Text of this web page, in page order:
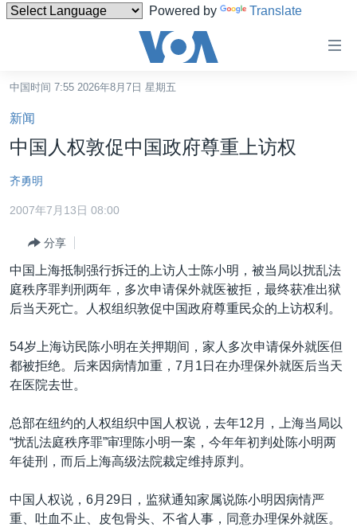
Powered by Translate
碍
链
接
转
内
转
到
导
跳
转
到
索
台湾
港澳
国际
最新国际新闻
印太
欧洲
非洲
美洲
全球议题
分类新闻
经济·金融·贸易
科教·文娱·体健
军事
劳工
环境
美中关系
白宫要闻
国会报道
美中关系
美国建国250周年
美国之音专访
VOA视频
VOA今日焦点
中文广播
关注我们
中国时间 7:55 2026年8月7日 星期五
新闻
中国人权敦促中国政府尊重上访权
齐勇明
2007年7月13日 08:00
分享
中国上海抵制强行拆迁的上访人士陈小明，被当局以扰乱法
庭秩序罪判刑两年，多次申请保外就医被拒，最终获准出狱
后当天死亡。人权组织敦促中国政府尊重民众的上访权利。
54岁上海访民陈小明在关押期间，家人多次申请保外就医但
都被拒绝。后来因病情加重，7月1日在办理保外就医后当天
在医院去世。
总部在纽约的人权组织中国人权说，去年12月，上海当局以
“扰乱法庭秩序罪”审理陈小明一案，今年年初判处陈小明两
年徒刑，而后上海高级法院裁定维持原判。
中国人权说，6月29日，监狱通知家属说陈小明因病情严
重、吐血不止、皮包骨头、不省人事，同意办理保外就医。